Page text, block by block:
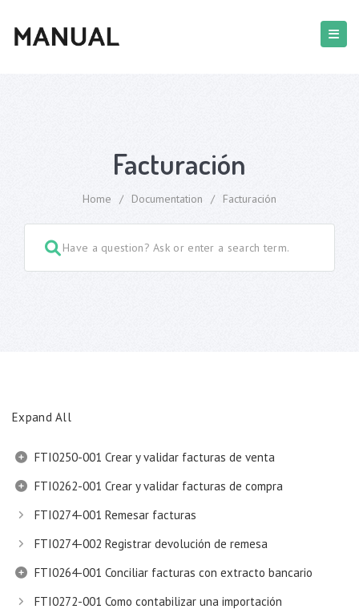
Facturación
Home / Documentation / Facturación
Expand All
FTI0250-001 Crear y validar facturas de venta
FTI0262-001 Crear y validar facturas de compra
FTI0274-001 Remesar facturas
FTI0274-002 Registrar devolución de remesa
FTI0264-001 Conciliar facturas con extracto bancario
FTI0272-001 Como contabilizar una importación